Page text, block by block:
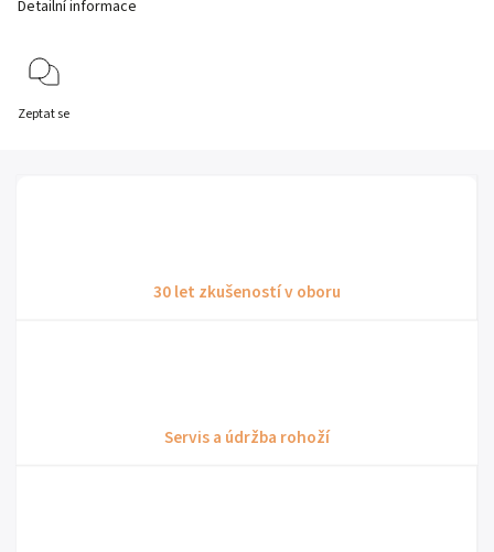
Detailní informace
Zeptat se
30 let zkušeností v oboru
Servis a údržba rohoží